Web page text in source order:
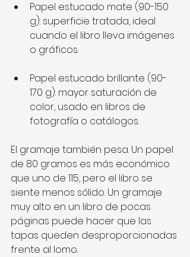
Papel estucado mate (90-150
g): superficie tratada, ideal
cuando el libro lleva imágenes
o gráficos.
Papel estucado brillante (90-
170 g): mayor saturación de
color, usado en libros de
fotografía o catálogos.
El gramaje también pesa. Un papel
de 80 gramos es más económico
que uno de 115, pero el libro se
siente menos sólido. Un gramaje
muy alto en un libro de pocas
páginas puede hacer que las
tapas queden desproporcionadas
frente al lomo.